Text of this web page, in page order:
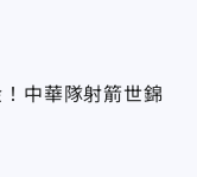
中華隊射箭世錦